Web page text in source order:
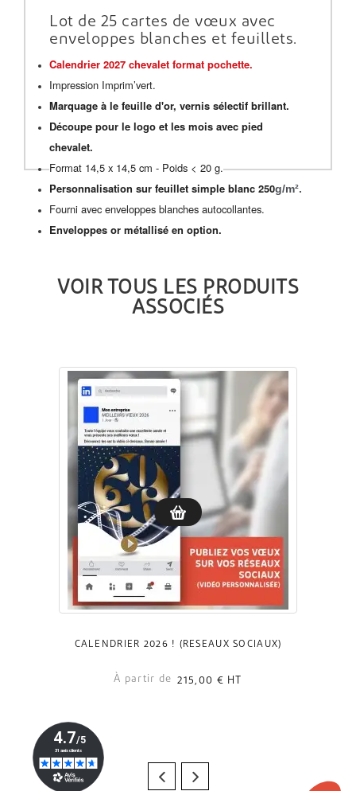
Lot de 25 cartes de vœux avec
enveloppes blanches et feuillets.
Calendrier 2027 chevalet format pochette.
Impression Imprim’vert.
Marquage à le feuille d'or, vernis sélectif brillant.
Découpe pour le logo et les mois avec pied
chevalet.
Format 14,5 x 14,5 cm - Poids < 20 g.
Personnalisation sur feuillet simple blanc 250g/m².
Fourni avec enveloppes blanches autocollantes.
Enveloppes or métallisé en option.
VOIR TOUS LES PRODUITS
ASSOCIÉS
CALENDRIER 2026 ! (RÉSEAUX SOCIAUX)
À partir de 215,00 € HT